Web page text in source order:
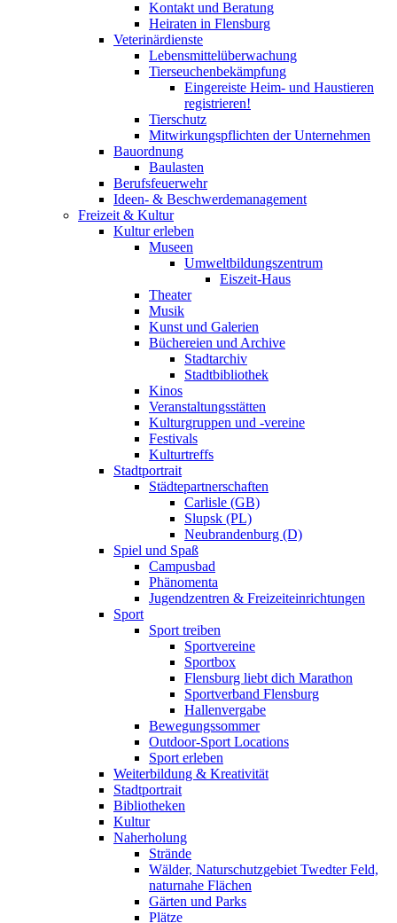
Kontakt und Beratung
Heiraten in Flensburg
Veterinärdienste
Lebensmittelüberwachung
Tierseuchenbekämpfung
Eingereiste Heim- und Haustieren
registrieren!
Tierschutz
Mitwirkungspflichten der Unternehmen
Bauordnung
Baulasten
Berufsfeuerwehr
Ideen- & Beschwerdemanagement
Freizeit & Kultur
Kultur erleben
Museen
Umweltbildungszentrum
Eiszeit-Haus
Theater
Musik
Kunst und Galerien
Büchereien und Archive
Stadtarchiv
Stadtbibliothek
Kinos
Veranstaltungsstätten
Kulturgruppen und -vereine
Festivals
Kulturtreffs
Stadtportrait
Städtepartnerschaften
Carlisle (GB)
Slupsk (PL)
Neubrandenburg (D)
Spiel und Spaß
Campusbad
Phänomenta
Jugendzentren & Freizeiteinrichtungen
Sport
Sport treiben
Sportvereine
Sportbox
Flensburg liebt dich Marathon
Sportverband Flensburg
Hallenvergabe
Bewegungssommer
Outdoor-Sport Locations
Sport erleben
Weiterbildung & Kreativität
Stadtportrait
Bibliotheken
Kultur
Naherholung
Strände
Wälder, Naturschutzgebiet Twedter Feld,
naturnahe Flächen
Gärten und Parks
Plätze